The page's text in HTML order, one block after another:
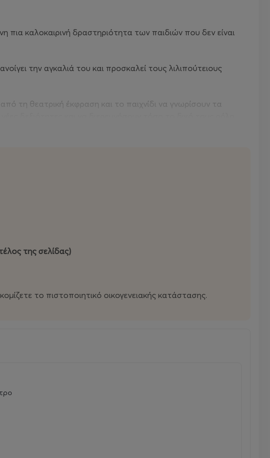
καλοκαιρινή δραστηριότητα των παιδιών που δεν είναι
την αγκαλιά του και προσκαλεί τους λιλιπούτειους
τη θεατρική έκφραση και το παιχνίδι να γνωρίσουν τα
καθώς κάθε θεατρική δραστηριότητα είναι ένα ταξίδι
εβδομάδες για παιδιά προ νηπιακής και δημοτικής
μιας παράστασης που δεν ολοκληρώθηκε ποτέ.
της σελίδας)
το πιστοποιητικό οικογενειακής κατάστασης.